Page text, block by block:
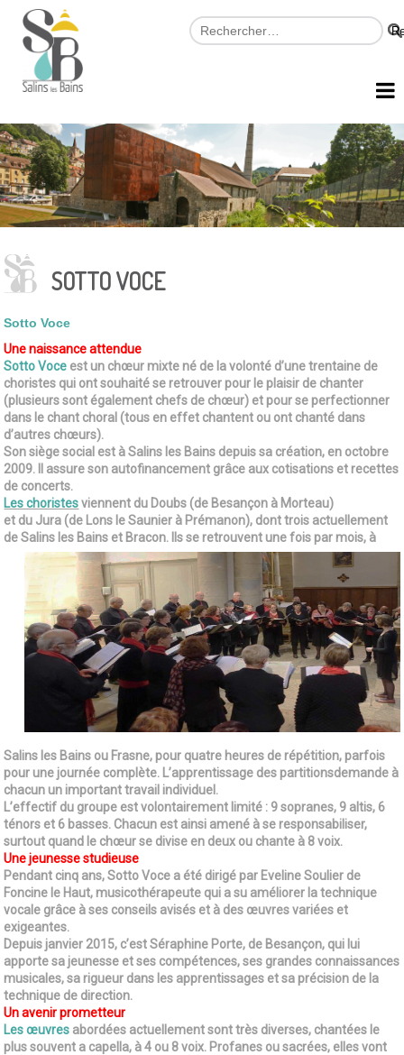
SOTTO VOCE
Sotto Voce
Une naissance attendue
Sotto Voce est un chœur mixte né de la volonté d’une trentaine de
choristes qui ont souhaité se retrouver pour le plaisir de chanter
(plusieurs sont également chefs de chœur) et pour se perfectionner
dans le chant choral (tous en effet chantent ou ont chanté dans
d’autres chœurs).
Son siège social est à Salins les Bains depuis sa création, en octobre
2009. Il assure son autofinancement grâce aux cotisations et recettes
de concerts.
Les choristesviennent du Doubs (de Besançon à Morteau)
et du Jura (de Lons le Saunier à Prémanon), dont trois actuellement
de Salins les Bains et Bracon. Ils se retrouvent une fois par mois, à
Salins les Bains ou Frasne, pour quatre heures de répétition, parfois
pour une journée complète. L’apprentissage des partitionsdemande à
chacun un important travail individuel.
L’effectif du groupe est volontairement limité : 9 sopranes, 9 altis, 6
ténors et 6 basses. Chacun est ainsi amené à se responsabiliser,
surtout quand le chœur se divise en deux ou chante à 8 voix.
Une jeunesse studieuse
Pendant cinq ans, Sotto Voce a été dirigé par Eveline Soulier de
Foncine le Haut, musicothérapeute qui a su améliorer la technique
vocale grâce à ses conseils avisés et à des œuvres variées et
exigeantes.
Depuis janvier 2015, c’est Séraphine Porte, de Besançon, qui lui
apporte sa jeunesse et ses compétences, ses grandes connaissances
musicales, sa rigueur dans les apprentissages et sa précision de la
technique de direction.
Un avenir prometteur
Les œuvres abordées actuellement sont très diverses, chantées le
plus souvent a capella, à 4 ou 8 voix. Profanes ou sacrées, elles vont